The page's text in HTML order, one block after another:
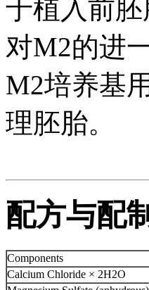
于植入前
对M2的进
M2培养基
理胚胎。
配方与配
Components
Calcium Chloride × 2H2O